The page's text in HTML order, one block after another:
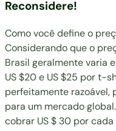
Reconsidere!
Como você define o
Considerando que o
Brasil geralmente varia
US $20 e US $25 por t-
perfeitamente razoável,
para um mercado
cobrar US $ 30 por